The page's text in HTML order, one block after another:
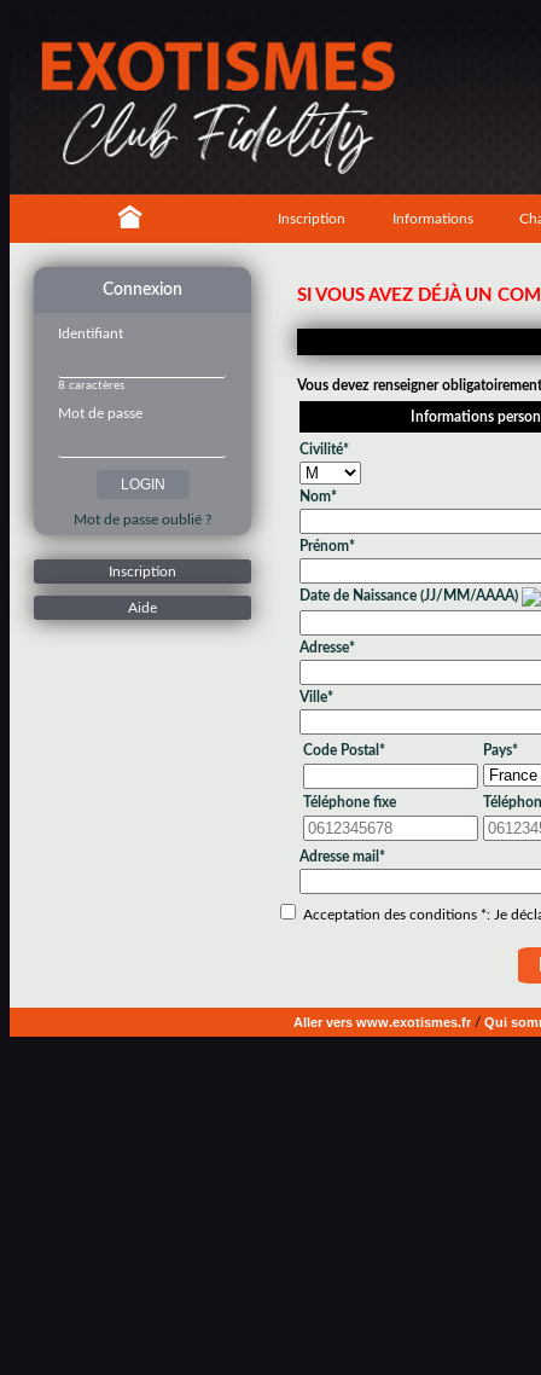
Inscription Informations
Connexion
Identifiant
8 caractères
Mot de passe
Mot de passe oublié ?
Inscription
Aide
SI VOUS AVEZ DÉJÀ UN
Vous devez renseigner
Informations
Civilité*
Nom*
Prénom*
Date de Naissance (JJ/MM/AAAA)
Adresse*
Ville*
Code Postal* Pays*
Téléphone fixe
Adresse mail*
Acceptation des conditions *: Je
Aller vers www.exotismes.fr/ Qui